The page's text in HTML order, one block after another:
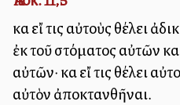
καὶ εἴ τις αὐτοὺς θέλει
ἐκ τοῦ στόματος αὐτῶν
αὐτῶν· καὶ εἴ τις θέλει
αὐτὸν ἀποκτανθῆναι.